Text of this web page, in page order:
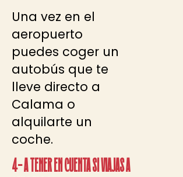
Una vez en el
aeropuerto
puedes coger un
autobús que te
lleve directo a
Calama o
alquilarte un
coche.
4- A tener en cuenta si viajas a